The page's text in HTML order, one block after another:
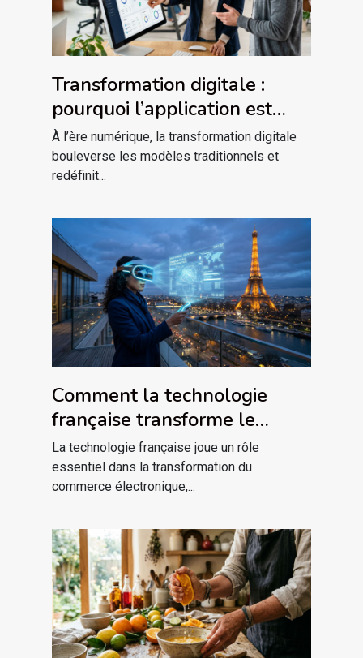
Transformation digitale :
pourquoi l’application est
plus qu’un outil
À l’ère numérique, la transformation digitale
bouleverse les modèles traditionnels et
redéfinit...
Comment la technologie
française transforme le
commerce électronique ?
La technologie française joue un rôle
essentiel dans la transformation du
commerce électronique,...